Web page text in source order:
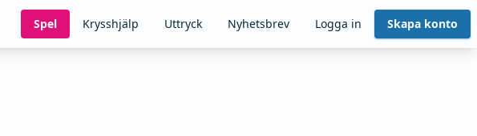
Spel Krysshjälp Uttryck Nyhetsbrev Logga in Skapa konto